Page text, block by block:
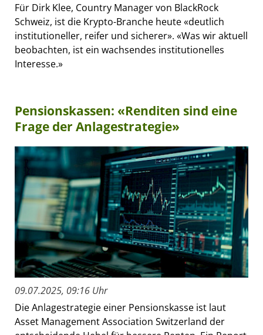
Für Dirk Klee, Country Manager von BlackRock
Schweiz, ist die Krypto-Branche heute «deutlich
institutioneller, reifer und sicherer». «Was wir aktuell
beobachten, ist ein wachsendes institutionelles
Interesse.»
Pensionskassen: «Renditen sind eine
Frage der Anlagestrategie»
09.07.2025, 09:16 Uhr
Die Anlagestrategie einer Pensionskasse ist laut
Asset Management Association Switzerland der